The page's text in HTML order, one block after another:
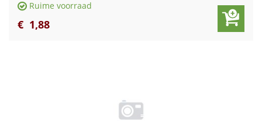
Ruime voorraad
€ 1,88